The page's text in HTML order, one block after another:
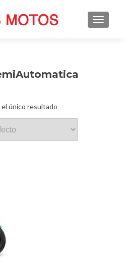
único resultado